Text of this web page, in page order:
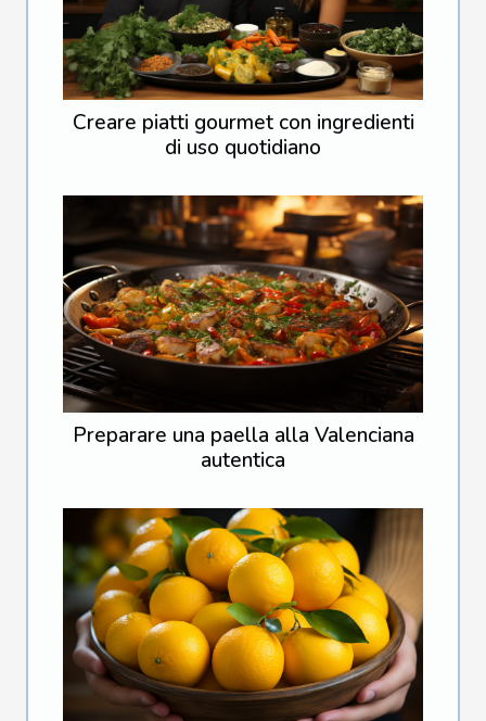
Creare piatti gourmet con ingredienti
di uso quotidiano
Preparare una paella alla Valenciana
autentica